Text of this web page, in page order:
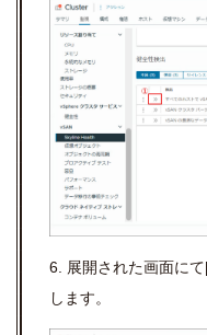
6. 展開された画面にて
します。